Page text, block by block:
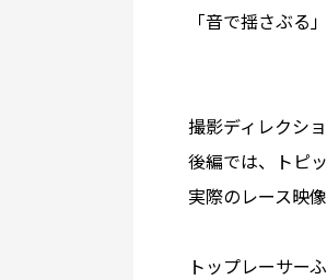
「音で揺さぶる
撮影ディレクシ
後編では、トピ
実際のレース映
トップレーサー